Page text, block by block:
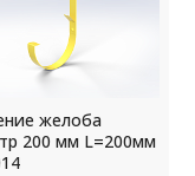
желоба
200 мм L=200мм